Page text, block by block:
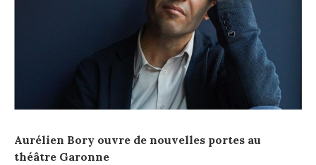
Aurélien Bory ouvre de nouvelles portes au
théâtre Garonne